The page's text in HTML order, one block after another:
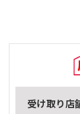
受け取り店